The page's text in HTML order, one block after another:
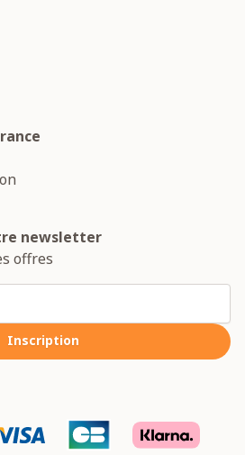
newsletter
offres
Inscription